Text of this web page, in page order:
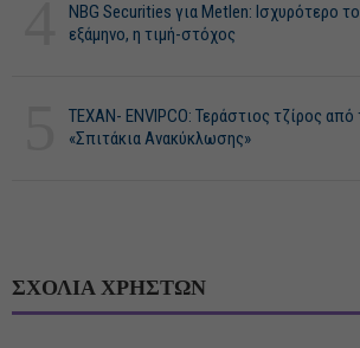
NBG Securities για Metlen: Ισχυρότερο
εξάμηνο, η τιμή-στόχος
ΤΕΧΑΝ- ENVIPCO: Τεράστιος τζίρος από
«Σπιτάκια Ανακύκλωσης»
ΣΧΟΛΙΑ ΧΡΗΣΤΩΝ